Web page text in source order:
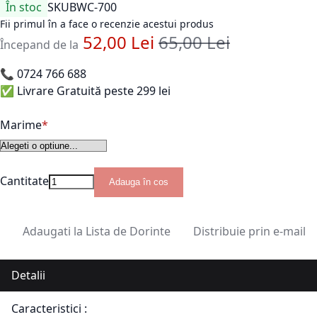
În stoc SKUBWC-700
Fii primul în a face o recenzie acestui produs
Începand de la 52,00 Lei Pret standard
65,00 Lei
📞 0724 766 688
✅ Livrare Gratuită peste 299 lei
Marime
Cantitate Adauga în cos
Adaugati la Lista de Dorinte Distribuie prin e-mail
Detalii
Caracteristici :